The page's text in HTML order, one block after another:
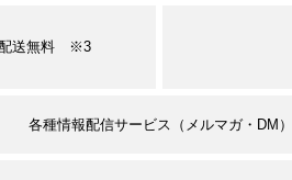
配送無料 ※3
各種情報配信サービス（メルマガ・DM）